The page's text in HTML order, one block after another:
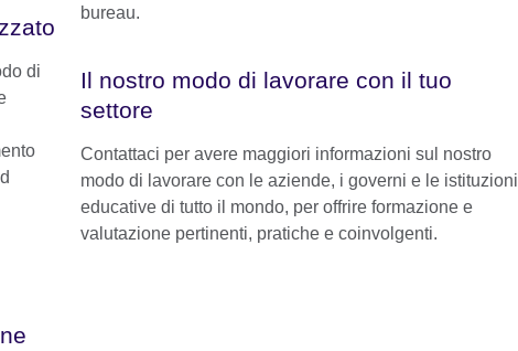
di
Il nostro modo di lavorare con il tuo
settore
Contattaci per avere maggiori informazioni sul nostro
modo di lavorare con le aziende, i governi e le istituzioni
educative di tutto il mondo, per offrire formazione e
valutazione pertinenti, pratiche e coinvolgenti.